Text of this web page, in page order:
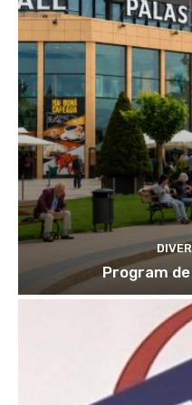
Program